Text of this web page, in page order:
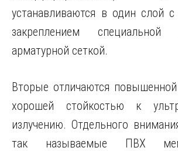
устанавливаются в один слой
закреплением
арматурной сеткой.
Вторые отличаются
хорошей стойкостью к
излучению. Отдельного
так называемые ПВХ